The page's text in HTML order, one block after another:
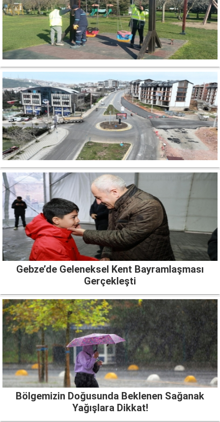
Gebze’de Geleneksel Kent Bayramlaşması
Gerçekleşti
Bölgemizin Doğusunda Beklenen Sağanak
Yağışlara Dikkat!